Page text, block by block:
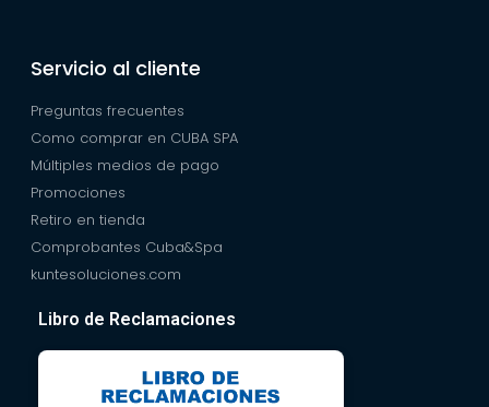
Servicio al cliente
Preguntas frecuentes
Como comprar en CUBA SPA
Múltiples medios de pago
Promociones
Retiro en tienda
Comprobantes Cuba&Spa
kuntesoluciones.com
Libro de Reclamaciones